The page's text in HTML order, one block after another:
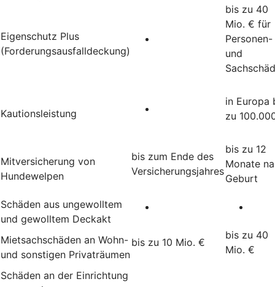
Eigenschutz Plus
(Forderungsausfalldeckung)
bis zu 40
Mio. € für
Personen-
und
Kautionsleistung
in Europa
zu
Mitversicherung von
Hundewelpen
bis zum Ende des
Versicherungsjahres
bis zu 12
Monate
Geburt
Schäden aus ungewolltem
und gewolltem Deckakt
Mietsachschäden an Wohn-
und sonstigen Privaträumen
bis zu 10 Mio. €
bis zu 40
Mio. €
Schäden an der Einrichtung